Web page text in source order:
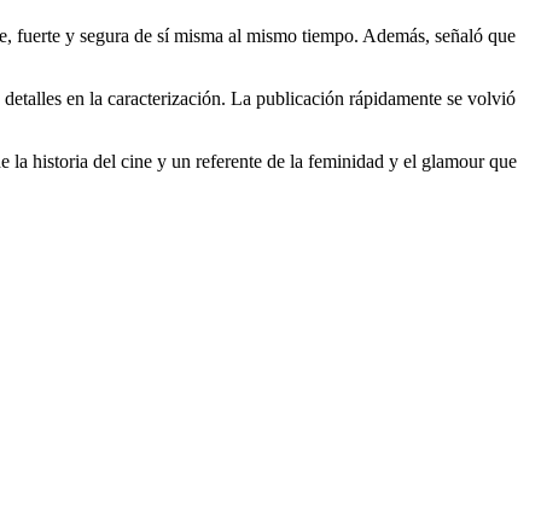
fuerte y segura de sí misma al mismo tiempo. Además, señaló que
en la caracterización. La publicación rápidamente se volvió
la historia del cine y un referente de la feminidad y el glamour que